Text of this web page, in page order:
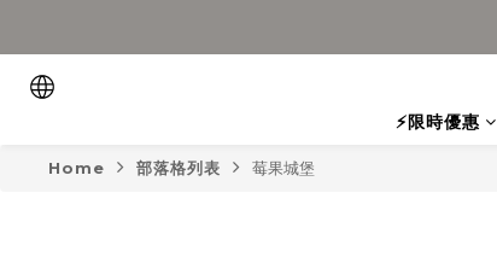
⚡限時優惠
Home 部落格列表 莓果城堡